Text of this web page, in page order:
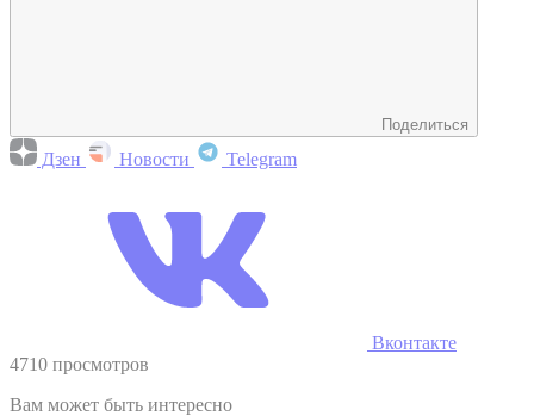
Поделиться
Дзен Новости Telegram
Вконтакте
4710 просмотров
Вам может быть интересно